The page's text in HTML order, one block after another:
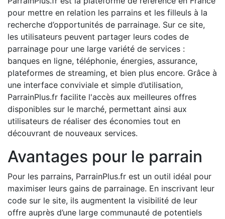
pour mettre en relation les parrains et les filleuls à la
recherche d’opportunités de parrainage. Sur ce site,
les utilisateurs peuvent partager leurs codes de
parrainage pour une large variété de services :
banques en ligne, téléphonie, énergies, assurance,
plateformes de streaming, et bien plus encore. Grâce à
une interface conviviale et simple d’utilisation,
ParrainPlus.fr facilite l'accès aux meilleures offres
disponibles sur le marché, permettant ainsi aux
utilisateurs de réaliser des économies tout en
découvrant de nouveaux services.
Avantages pour le parrain
Pour les parrains, ParrainPlus.fr est un outil idéal pour
maximiser leurs gains de parrainage. En inscrivant leur
code sur le site, ils augmentent la visibilité de leur
offre auprès d’une large communauté de potentiels